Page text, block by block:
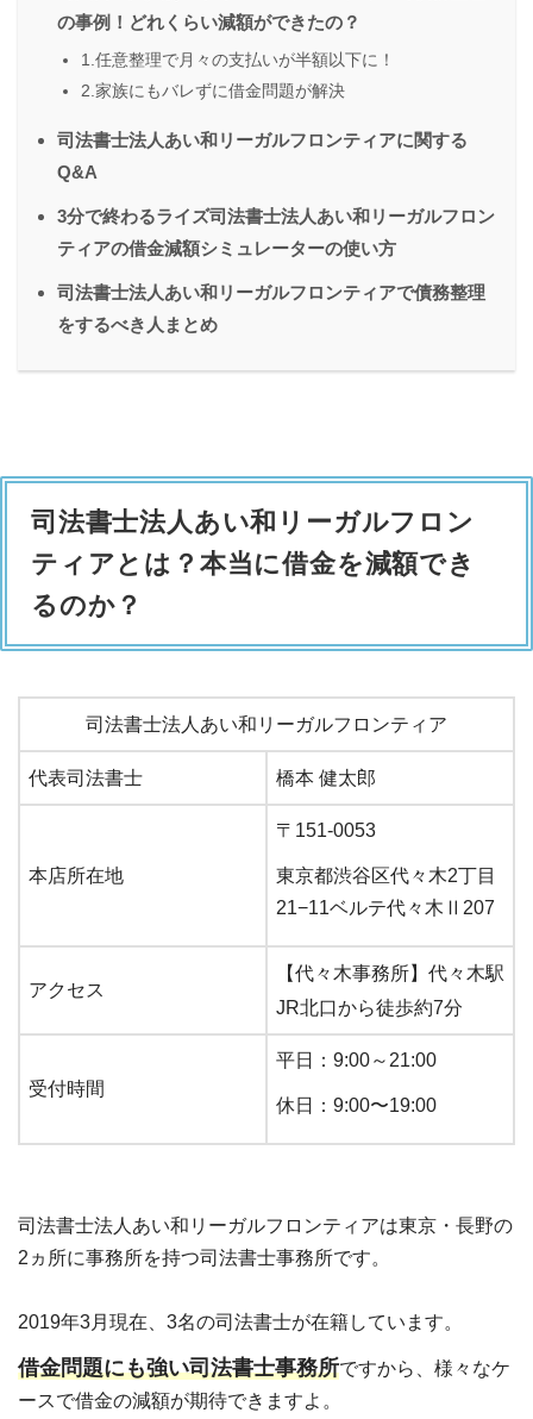
の事例！どれくらい減額ができたの？
1.任意整理で月々の支払いが半額以下に！
2.家族にもバレずに借金問題が解決
司法書士法人あい和リーガルフロンティアに関する
Q&A
3分で終わるライズ司法書士法人あい和リーガルフロン
ティアの借金減額シミュレーターの使い方
司法書士法人あい和リーガルフロンティアで債務整理
をするべき人まとめ
司法書士法人あい和リーガルフロン
ティアとは？本当に借金を減額でき
るのか？
司法書士法人あい和リーガルフロンティア
代表司法書士 橋本 健太郎
本店所在地
〒151-0053
東京都渋谷区代々木2丁目
21−11ベルテ代々木Ⅱ207
アクセス
【代々木事務所】代々木駅
JR北口から徒歩約7分
受付時間
平日：9:00～21:00
休日：9:00〜19:00
司法書士法人あい和リーガルフロンティアは東京・長野の
2ヵ所に事務所を持つ司法書士事務所です。
2019年3月現在、3名の司法書士が在籍しています。
借金問題にも強い司法書士事務所ですから、様々なケ
ースで借金の減額が期待できますよ。